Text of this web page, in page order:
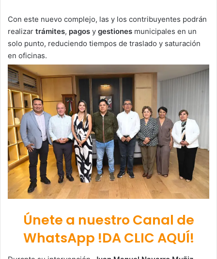
Con este nuevo complejo, las y los contribuyentes podrán
realizar trámites, pagos y gestiones municipales en un
solo punto, reduciendo tiempos de traslado y saturación
en oficinas.
Únete a nuestro Canal de
WhatsApp !DA CLIC AQUÍ!